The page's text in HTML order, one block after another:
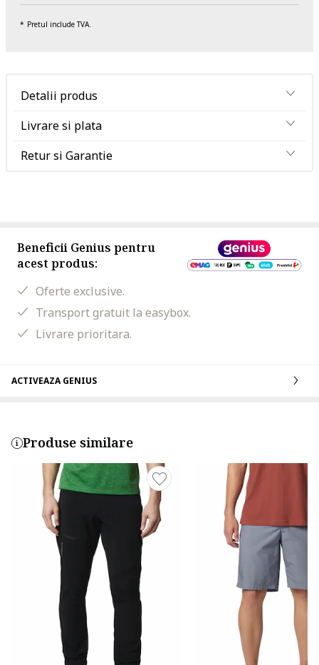
Pretul include TVA.
Detalii produs
Livrare si plata
Retur si Garantie
Beneficii Genius pentru
acest produs:
Oferte exclusive.
Transport gratuit la easybox.
Livrare prioritara.
ACTIVEAZA GENIUS
Produse similare